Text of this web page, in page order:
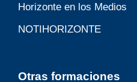
Horizonte en los Medios
NOTIHORIZONTE
Otras formaciones